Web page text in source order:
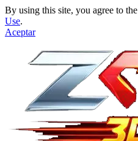
By using this site, you agree to the
Use.
Aceptar